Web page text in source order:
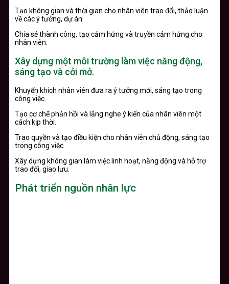
Tạo không gian và thời gian cho nhân viên trao đổi, thảo luận
về các ý tưởng, dự án.
Chia sẻ thành công, tạo cảm hứng và truyền cảm hứng cho
nhân viên.
Xây dựng một môi trường làm việc năng động,
sáng tạo và cởi mở.
Khuyến khích nhân viên đưa ra ý tưởng mới, sáng tạo trong
công việc.
Tạo cơ chế phản hồi và lắng nghe ý kiến của nhân viên một
cách kịp thời.
Trao quyền và tạo điều kiện cho nhân viên chủ động, sáng tạo
trong công việc.
Xây dựng không gian làm việc linh hoạt, năng động và hỗ trợ
trao đổi, giao lưu.
Phát triển nguồn nhân lực